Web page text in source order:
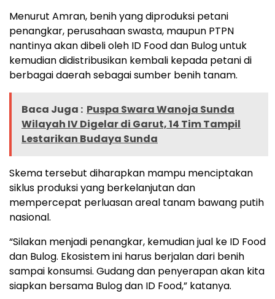
Menurut Amran, benih yang diproduksi petani
penangkar, perusahaan swasta, maupun PTPN
nantinya akan dibeli oleh ID Food dan Bulog untuk
kemudian didistribusikan kembali kepada petani di
berbagai daerah sebagai sumber benih tanam.
Baca Juga : Puspa Swara Wanoja Sunda
Wilayah IV Digelar di Garut, 14 Tim Tampil
Lestarikan Budaya Sunda
Skema tersebut diharapkan mampu menciptakan
siklus produksi yang berkelanjutan dan
mempercepat perluasan areal tanam bawang putih
nasional.
“Silakan menjadi penangkar, kemudian jual ke ID Food
dan Bulog. Ekosistem ini harus berjalan dari benih
sampai konsumsi. Gudang dan penyerapan akan kita
siapkan bersama Bulog dan ID Food,” katanya.